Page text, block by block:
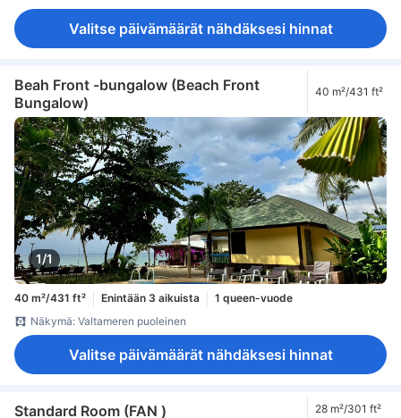
Valitse päivämäärät nähdäksesi hinnat
Beah Front -bungalow (Beach Front
Bungalow)
40 m²/431 ft²
1/1
40 m²/431 ft² Enintään 3 aikuista
1 queen-vuode
Näkymä: Valtameren puoleinen
Valitse päivämäärät nähdäksesi hinnat
Standard Room (FAN ) 28 m²/301 ft²